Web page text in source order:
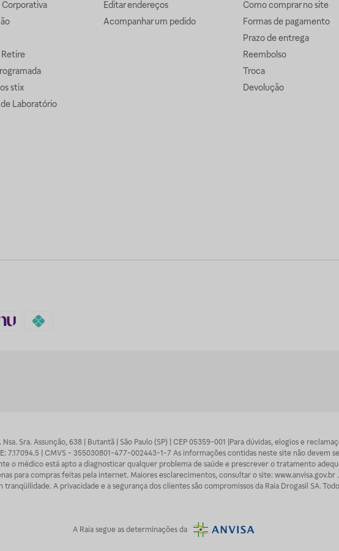
Corporativa
stix
Laboratório
Editar endereços
Acompanhar um pedido
Como comprar no site
Formas de pagamento
Prazo de entrega
Reembolso
Troca
Devolução
Sra. Assunção, 638 | Butantã | São Paulo (SP) | CEP 05359-001 |Para dúvidas, elogios e
7.17094.5 | CMVS - 355030801-477-002443-1-7 As informações contidas neste site não devem
o médico está apto a diagnosticar qualquer problema de saúde e prescrever o tratamento
para compras feitas pela internet. Maiores esclarecimentos, consultar o site: www.anvisa.gov.br
A privacidade e a segurança dos clientes são compromissos da Raia Drogasil SA.
A Raiasegue as determinações da